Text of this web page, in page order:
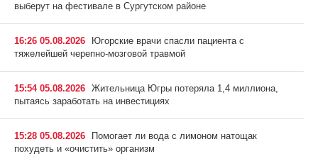
выберут на фестивале в Сургутском районе
16:26 05.08.2026
Югорские врачи спасли пациента с
тяжелейшей черепно-мозговой травмой
15:54 05.08.2026 Жительница Югры потеряла 1,4 миллиона,
пытаясь заработать на инвестициях
15:28 05.08.2026
Помогает ли вода с лимоном натощак
похудеть и «очистить» организм